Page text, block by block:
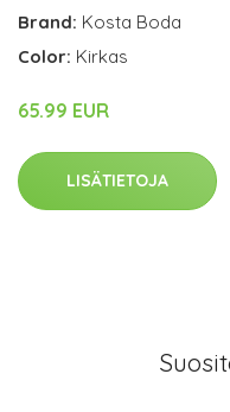
Brand: Kosta Boda
Color: Kirkas
65.99 EUR
LISÄTIETOJA